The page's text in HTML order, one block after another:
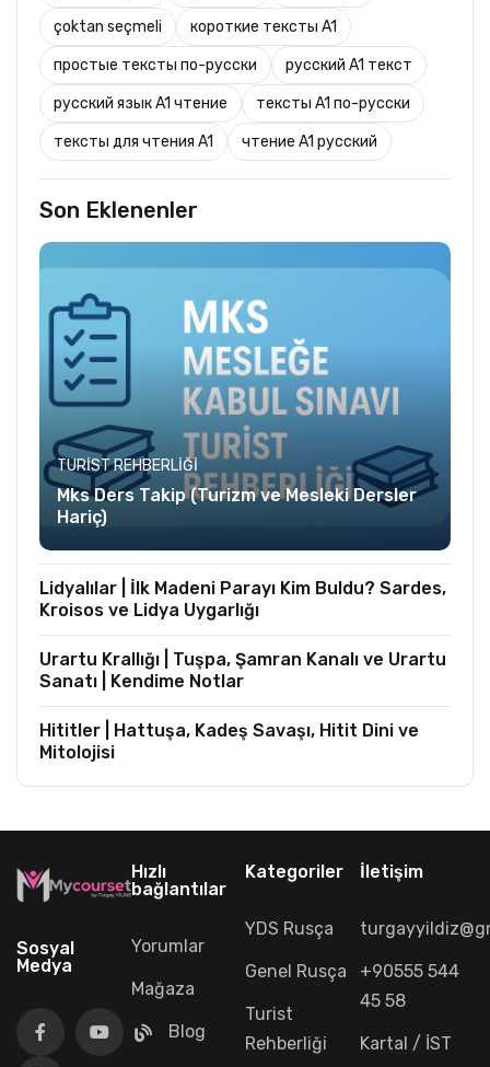
çoktan seçmeli короткие тексты A1
простые тексты по-русски русский A1 текст
русский язык A1 чтение тексты A1 по-русски
тексты для чтения A1 чтение A1 русский
Son Eklenenler
TURIST REHBERLIĞI
Mks Ders Takip (Turizm ve Mesleki Dersler
Hariç)
Lidyalılar | İlk Madeni Parayı Kim Buldu? Sardes,
Kroisos ve Lidya Uygarlığı
Urartu Krallığı | Tuşpa, Şamran Kanalı ve Urartu
Sanatı | Kendime Notlar
Hititler | Hattuşa, Kadeş Savaşı, Hitit Dini ve
Mitolojisi
Sosyal
Medya
Hızlı
bağlantılar
Yorumlar
Mağaza
Blog
Kategoriler
YDS Rusça
Genel Rusça
Turist
Rehberliği
İletişim
+90555 544
45 58
Kartal / İST